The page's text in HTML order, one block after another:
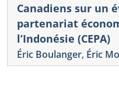
Canadiens sur un
partenariat
l’Indonésie (CEPA)
Éric Boulanger, Éric